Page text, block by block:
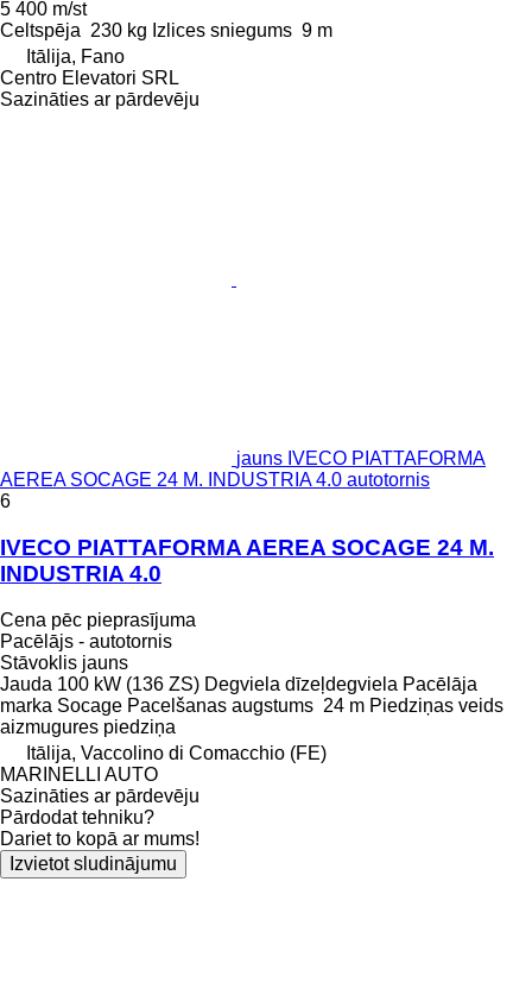
5 400 m/st
Celtspēja 230 kg Izlices sniegums 9 m
Itālija, Fano
Centro Elevatori SRL
Sazināties ar pārdevēju
jauns IVECO PIATTAFORMA
AEREA SOCAGE 24 M. INDUSTRIA 4.0 autotornis
6
IVECO PIATTAFORMA AEREA SOCAGE 24 M.
INDUSTRIA 4.0
Cena pēc pieprasījuma
Pacēlājs - autotornis
Stāvoklis jauns
Jauda 100 kW (136 ZS) Degviela dīzeļdegviela Pacēlāja
marka Socage Pacelšanas augstums 24 m Piedziņas veids
aizmugures piedziņa
Itālija, Vaccolino di Comacchio (FE)
MARINELLI AUTO
Sazināties ar pārdevēju
Pārdodat tehniku?
Dariet to kopā ar mums!
Izvietot sludinājumu